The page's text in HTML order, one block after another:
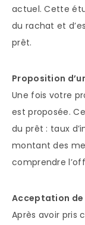
actuel. Cette
du rachat et
prêt.
Proposition
Une fois votre
est proposée.
du prêt : taux
montant des
comprendre
Acceptation de
Après avoir pris